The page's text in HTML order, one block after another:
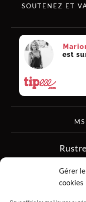
Gérer
cookies
SOUTENEZ ET
est